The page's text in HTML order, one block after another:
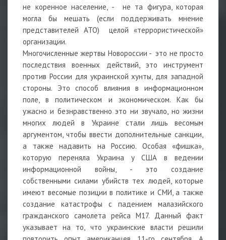
не коренное население, - не та фигура, которая
могла бы мешать (если поддерживать мнение
представителей АТО) целой «террористической»
организации.
Многочисленные жертвы Новороссии - это не просто
последствия военных действий, это инструмент
против России для украинской хунты, для западной
стороны. Это способ влияния в информационном
поле, в политическом и экономическом. Как бы
ужасно и безнравственно это ни звучало, но жизни
многих людей в Украине стали лишь весомым
аргументом, чтобы ввести дополнительные санкции,
а также надавить на Россию. Особая «фишка»,
которую переняла Украина у США в ведении
информационной войны, - это создание
собственными силами убийств тех людей, которые
имеют весомые позиции в политике и СМИ, а также
создание катастрофы с падением малазийского
гражданского самолета рейса М17. Данный факт
указывает на то, что украинские власти решили